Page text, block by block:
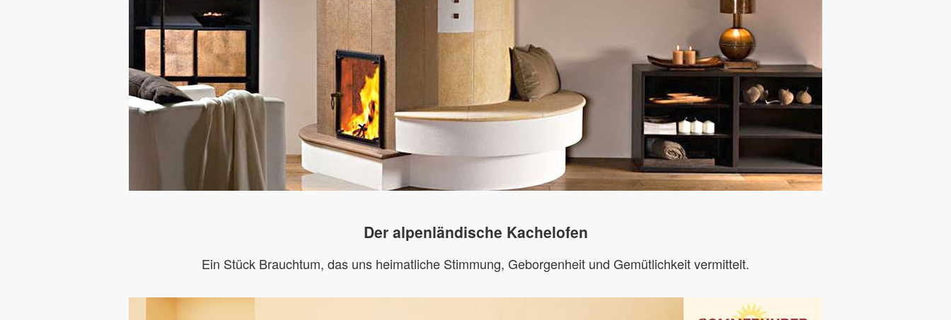
Der alpenländische Kachelofen
Ein Stück Brauchtum, das uns heimatliche Stimmung, Geborgenheit und Gemütlichkeit vermittelt.